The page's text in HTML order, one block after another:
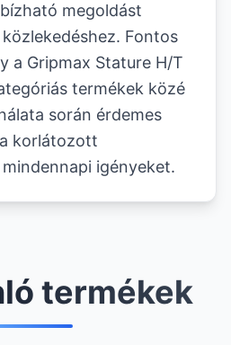
megoldást
Fontos
a Gripmax Stature H/T
termékek közé
során érdemes
korlátozott
igényeket.
termékek